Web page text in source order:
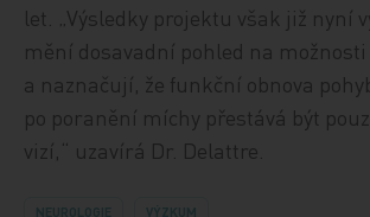
let. „Výsledky projektu však již nyní
mění dosavadní pohled na
a naznačují, že funkční obnova
po poranění míchy přestává být
vizí,“ uzavírá Dr. Delattre.
NEUROLOGIE VÝZKUM